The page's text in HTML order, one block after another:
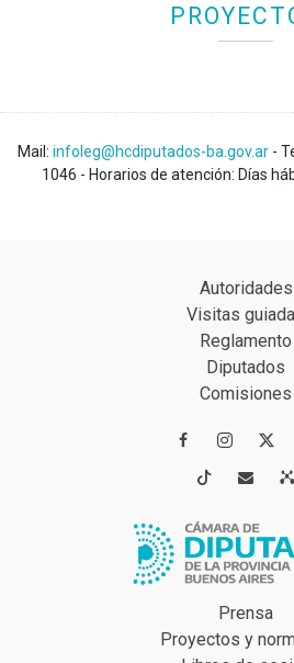
Mail: infoleg@hcdiputados-ba.gov.ar -
1046 - Horarios de atención: Días
Autoridades
Visitas
Reglamento
Diputados
Comisiones

 
Prensa
Proyectos y